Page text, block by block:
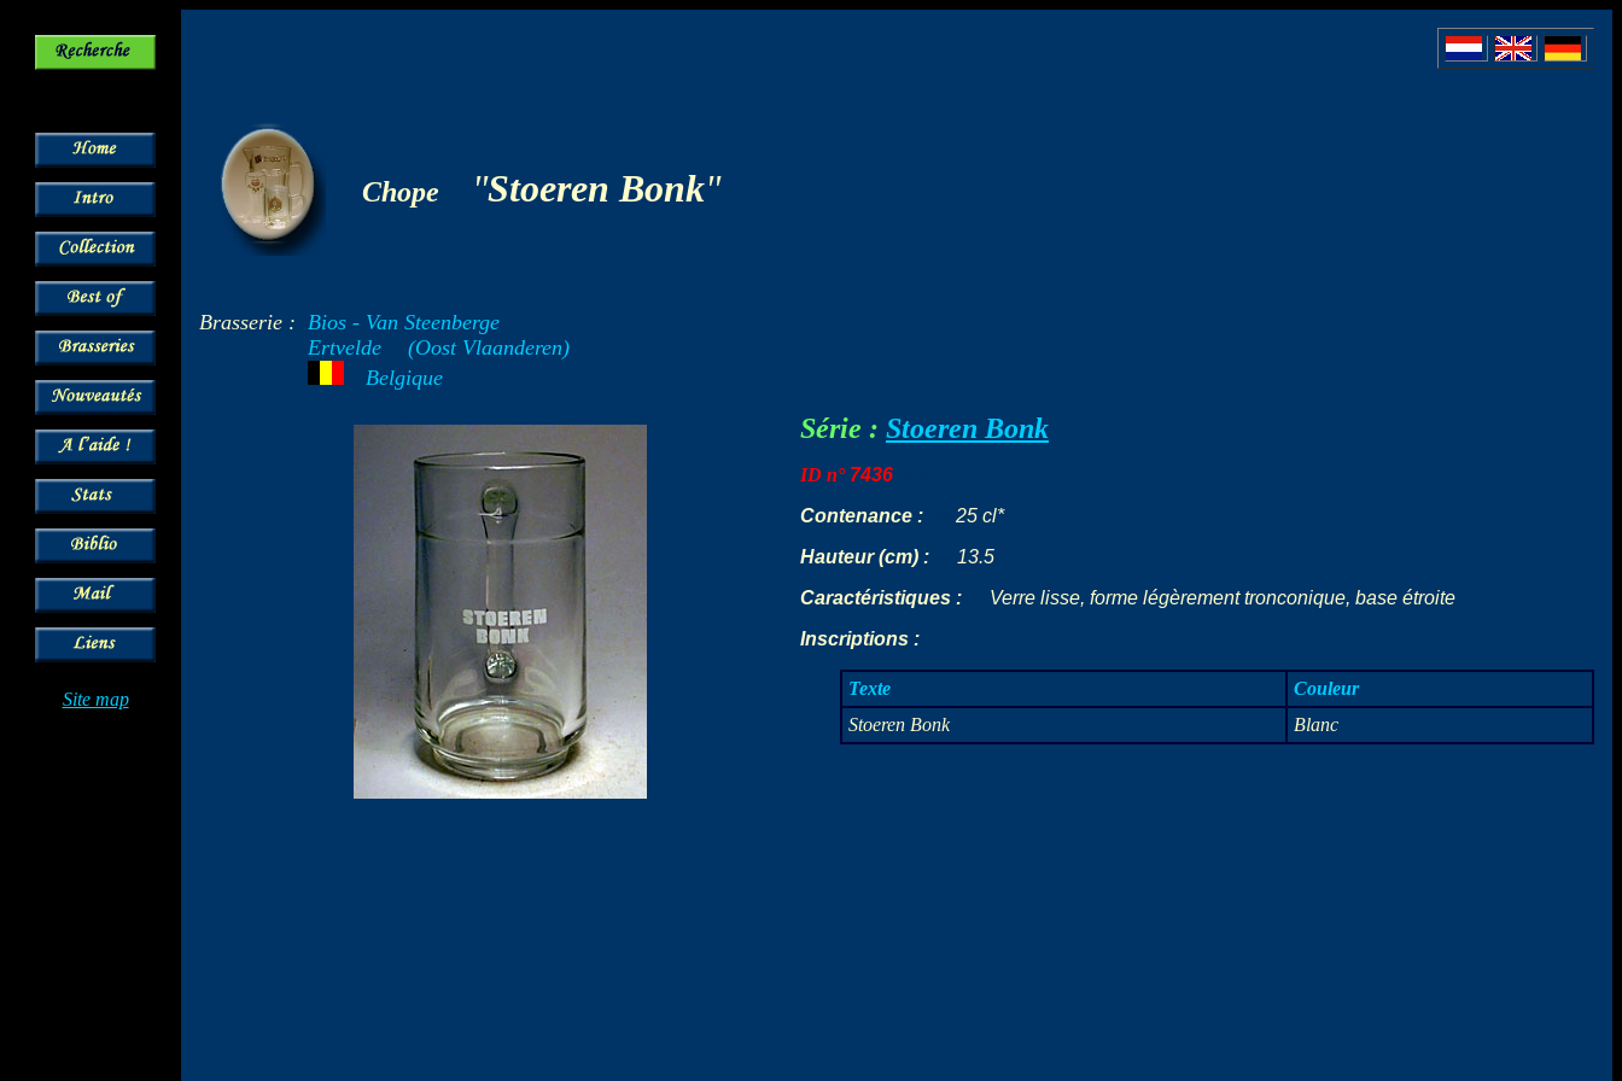
Site map
Chope "Stoeren Bonk"
Brasserie : Bios - Van Steenberge
Ertvelde
(Oost Vlaanderen)
Belgique
Série : Stoeren Bonk
ID n° 7436
Contenance :
25 cl*
Hauteur (cm) :
13.5
Caractéristiques :
Verre lisse, forme légèrement tronconique, base étroite
Inscriptions :
Texte
Couleur
Stoeren Bonk
Blanc